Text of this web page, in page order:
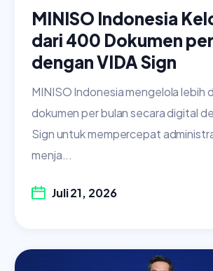
MINISO Indonesia
dari 400 Dokumen
dengan VIDA Sign
MINISO Indonesia mengelola lebih
dokumen per bulan secara digital
Sign untuk mempercepat
menja...
Juli 21, 2026